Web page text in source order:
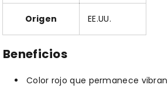
Origen EE.UU.
Beneficios
Color rojo que permanece